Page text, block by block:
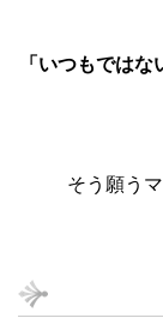
「いつもでは
そう願う